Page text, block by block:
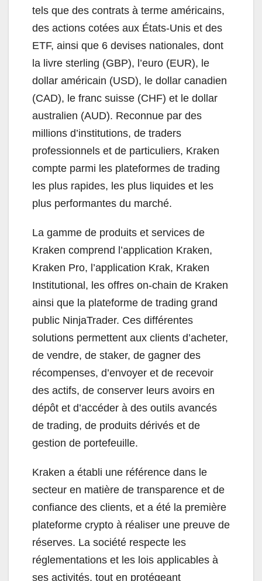
tels que des contrats à terme américains,
des actions cotées aux États-Unis et des
ETF, ainsi que 6 devises nationales, dont
la livre sterling (GBP), l’euro (EUR), le
dollar américain (USD), le dollar canadien
(CAD), le franc suisse (CHF) et le dollar
australien (AUD). Reconnue par des
millions d’institutions, de traders
professionnels et de particuliers, Kraken
compte parmi les plateformes de trading
les plus rapides, les plus liquides et les
plus performantes du marché.
La gamme de produits et services de
Kraken comprend l’application Kraken,
Kraken Pro, l’application Krak, Kraken
Institutional, les offres on-chain de Kraken
ainsi que la plateforme de trading grand
public NinjaTrader. Ces différentes
solutions permettent aux clients d’acheter,
de vendre, de staker, de gagner des
récompenses, d’envoyer et de recevoir
des actifs, de conserver leurs avoirs en
dépôt et d’accéder à des outils avancés
de trading, de produits dérivés et de
gestion de portefeuille.
Kraken a établi une référence dans le
secteur en matière de transparence et de
confiance des clients, et a été la première
plateforme crypto à réaliser une preuve de
réserves. La société respecte les
réglementations et les lois applicables à
ses activités, tout en protégeant